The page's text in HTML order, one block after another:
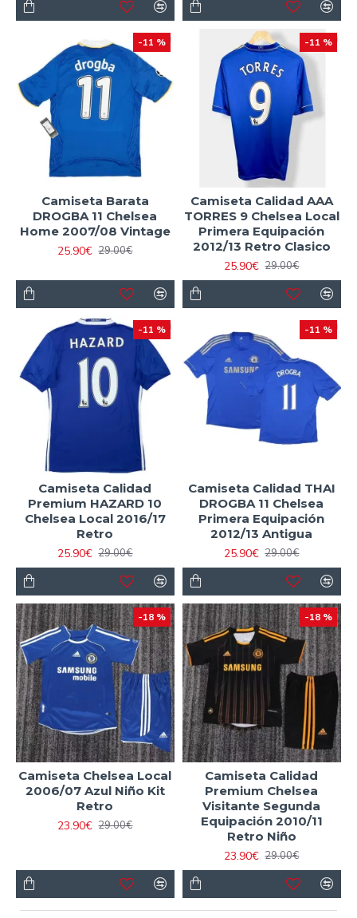
-11 %
Camiseta Barata
DROGBA 11 Chelsea
Home 2007/08 Vintage
25.90€ 29.00€
-11 %
Camiseta Calidad AAA
TORRES 9 Chelsea Local
Primera Equipación
2012/13 Retro Clasico
25.90€ 29.00€
-11 %
Camiseta Calidad
Premium HAZARD 10
Chelsea Local 2016/17
Retro
25.90€ 29.00€
-11 %
Camiseta Calidad THAI
DROGBA 11 Chelsea
Primera Equipación
2012/13 Antigua
25.90€ 29.00€
-18 %
Camiseta Chelsea Local
2006/07 Azul Niño Kit
Retro
23.90€ 29.00€
-18 %
Camiseta Calidad
Premium Chelsea
Visitante Segunda
Equipación 2010/11
Retro Niño
23.90€ 29.00€